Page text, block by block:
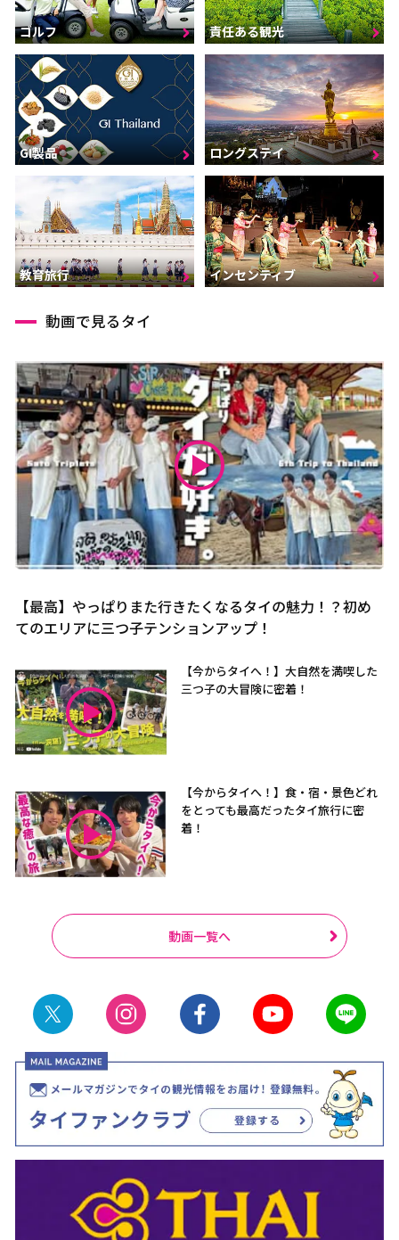
ゴルフ 責任ある観光
GI製品 ロングステイ
教育旅行 インセンティブ
動画で見るタイ
【最高】やっぱりまた行きたくなるタイの魅力！？初め
てのエリアに三つ子テンションアップ！
【今からタイへ！】大自然を満喫した
三つ子の大冒険に密着！
【今からタイへ！】食・宿・景色どれ
をとっても最高だったタイ旅行に密
着！
動画一覧へ